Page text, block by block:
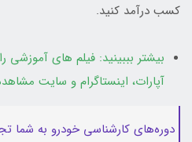
کسب درآمد کنید.
بیشتر بببینید: فیلم های آموزشی
آپارات، اینستاگرام و سایت
دوره‌های کارشناسی خودرو به شما